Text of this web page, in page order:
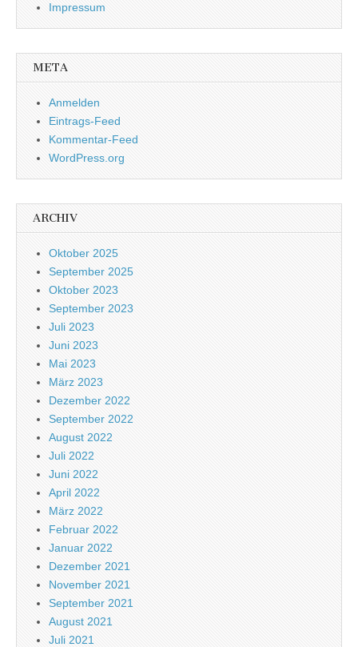
Impressum
META
Anmelden
Eintrags-Feed
Kommentar-Feed
WordPress.org
ARCHIV
Oktober 2025
September 2025
Oktober 2023
September 2023
Juli 2023
Juni 2023
Mai 2023
März 2023
Dezember 2022
September 2022
August 2022
Juli 2022
Juni 2022
April 2022
März 2022
Februar 2022
Januar 2022
Dezember 2021
November 2021
September 2021
August 2021
Juli 2021